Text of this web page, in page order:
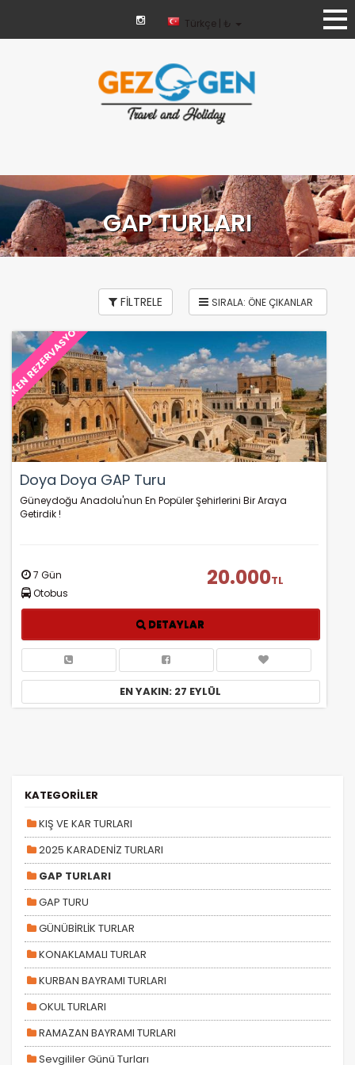
Türkçe | ₺
GAP TURLARI
FİLTRELE
REZERVASYON
Doya Doya GAP Turu
Güneydoğu Anadolu'nun En Popüler Şehirlerini Bir Araya
Getirdik !
7 Gün
Otobus
20.000TL
DETAYLAR
EN YAKIN: 27 EYLÜL
KATEGORİLER
KIŞ VE KAR TURLARI
2025 KARADENİZ TURLARI
GAP TURLARI
GAP TURU
GÜNÜBİRLİK TURLAR
KONAKLAMALI TURLAR
KURBAN BAYRAMI TURLARI
OKUL TURLARI
RAMAZAN BAYRAMI TURLARI
Sevgililer Günü Turları